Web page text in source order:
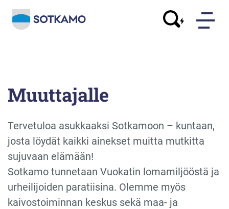
Muuttajalle
Tervetuloa asukkaaksi Sotkamoon – kuntaan,
josta löydät kaikki ainekset muitta mutkitta
sujuvaan elämään!
Sotkamo tunnetaan Vuokatin lomamiljööstä ja
urheilijoiden paratiisina. Olemme myös
kaivostoiminnan keskus sekä maa- ja